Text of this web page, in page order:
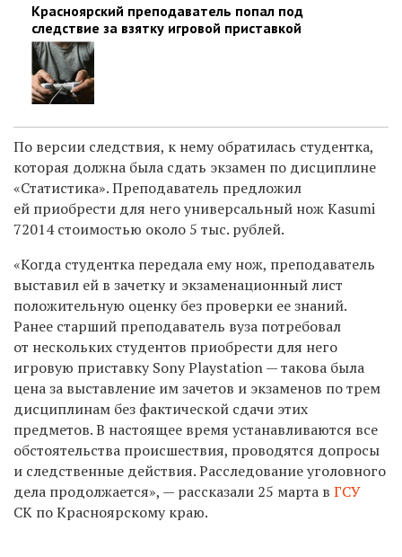
Красноярский преподаватель попал под
следствие за взятку игровой приставкой
По версии следствия, к нему обратилась студентка,
которая должна была сдать экзамен по дисциплине
«Статистика». Преподаватель предложил
ей приобрести для него универсальный нож Kasumi
72014 стоимостью около 5 тыс. рублей.
«Когда студентка передала ему нож, преподаватель
выставил ей в зачетку и экзаменационный лист
положительную оценку без проверки ее знаний.
Ранее старший преподаватель вуза потребовал
от нескольких студентов приобрести для него
игровую приставку Sony Playstation — такова была
цена за выставление им зачетов и экзаменов по трем
дисциплинам без фактической сдачи этих
предметов. В настоящее время устанавливаются все
обстоятельства происшествия, проводятся допросы
и следственные действия. Расследование уголовного
дела продолжается», — рассказали 25 марта в ГСУ
СК по Красноярскому краю.